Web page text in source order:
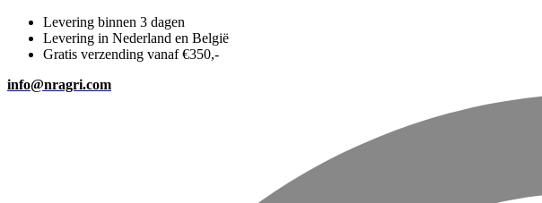
Levering binnen 3 dagen
Levering in Nederland en België
Gratis verzending vanaf €350,-
info@nragri.com